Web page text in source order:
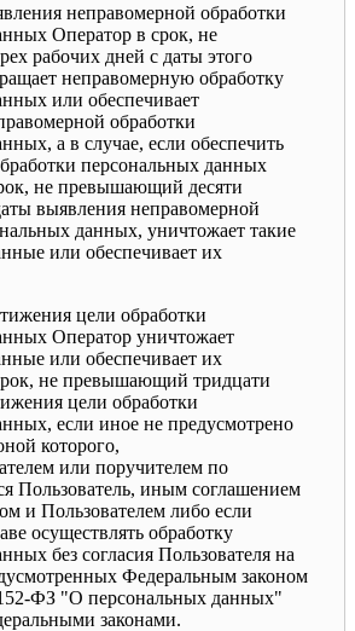
неправомерной обработки
Оператор в срок, не
рабочих дней с даты этого
неправомерную обработку
или обеспечивает
обработки
а в случае, если обеспечить
персональных данных
не превышающий десяти
выявления неправомерной
данных, уничтожает такие
или обеспечивает их
цели обработки
Оператор уничтожает
или обеспечивает их
не превышающий тридцати
цели обработки
если иное не предусмотрено
которого,
или поручителем по
Пользователь, иным соглашением
и Пользователем либо если
осуществлять обработку
без согласия Пользователя на
Федеральным законом
ФЗ "О персональных данных"
законами.